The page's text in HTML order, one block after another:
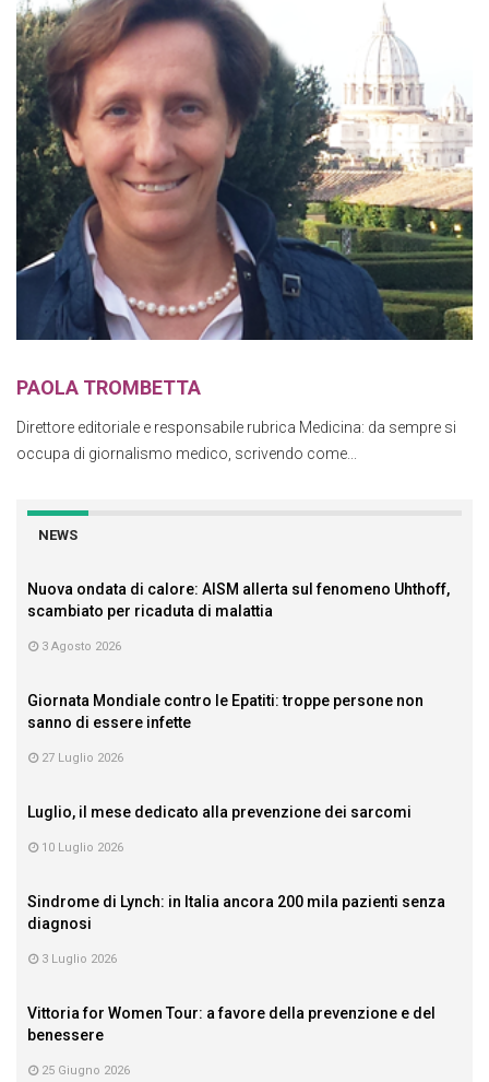
PAOLA TROMBETTA
Direttore editoriale e responsabile rubrica Medicina: da sempre si
occupa di giornalismo medico, scrivendo come...
NEWS
Nuova ondata di calore: AISM allerta sul fenomeno Uhthoff,
scambiato per ricaduta di malattia
3 Agosto 2026
Giornata Mondiale contro le Epatiti: troppe persone non
sanno di essere infette
27 Luglio 2026
Luglio, il mese dedicato alla prevenzione dei sarcomi
10 Luglio 2026
Sindrome di Lynch: in Italia ancora 200 mila pazienti senza
diagnosi
3 Luglio 2026
Vittoria for Women Tour: a favore della prevenzione e del
benessere
25 Giugno 2026